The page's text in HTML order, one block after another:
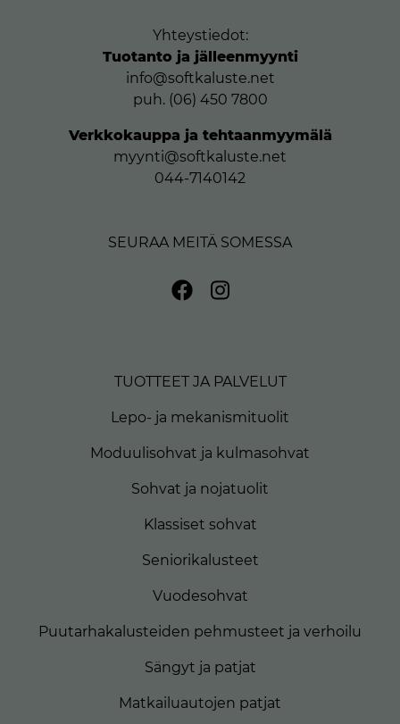
Yhteystiedot:
Tuotanto ja jälleenmyynti
info@softkaluste.net
puh. (06) 450 7800
Verkkokauppa ja tehtaanmyymälä
myynti@softkaluste.net
044-7140142
SEURAA MEITÄ SOMESSA
TUOTTEET JA PALVELUT
Lepo- ja mekanismituolit
Moduulisohvat ja kulmasohvat
Sohvat ja nojatuolit
Klassiset sohvat
Seniorikalusteet
Vuodesohvat
Puutarhakalusteiden pehmusteet ja verhoilu
Sängyt ja patjat
Matkailuautojen patjat